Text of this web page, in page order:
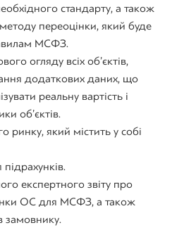
стандарту, а також
переоцінки, який буде
МСФЗ.
огляду всіх об’єктів,
додаткових даних, що
реальну вартість і
об’єктів.
ринку, який містить у собі
експертного звіту про
ОС для МСФЗ, а також
замовнику.